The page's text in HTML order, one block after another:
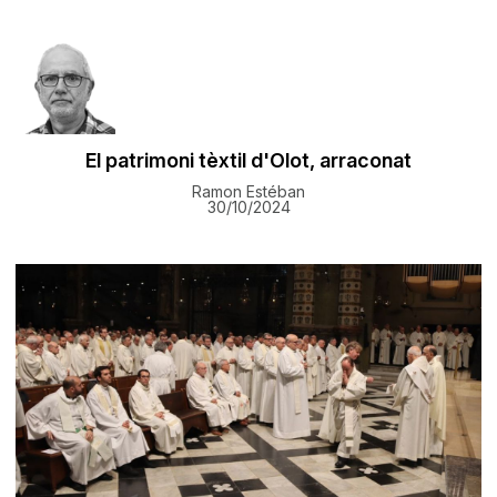
El patrimoni tèxtil d'Olot, arraconat
Ramon Estéban
30/10/2024